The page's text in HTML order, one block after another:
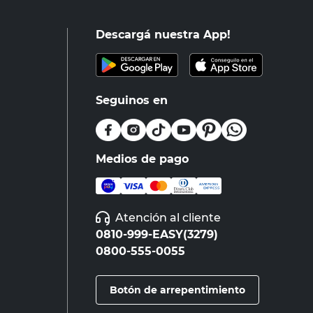
Descargá nuestra App!
Seguinos en
Medios de pago
Atención al cliente
0810-999-EASY(3279)
0800-555-0055
Botón de arrepentimiento